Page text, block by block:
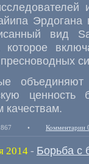
вид
которое
качествам.
• Комментарии
2014 - Борьба с